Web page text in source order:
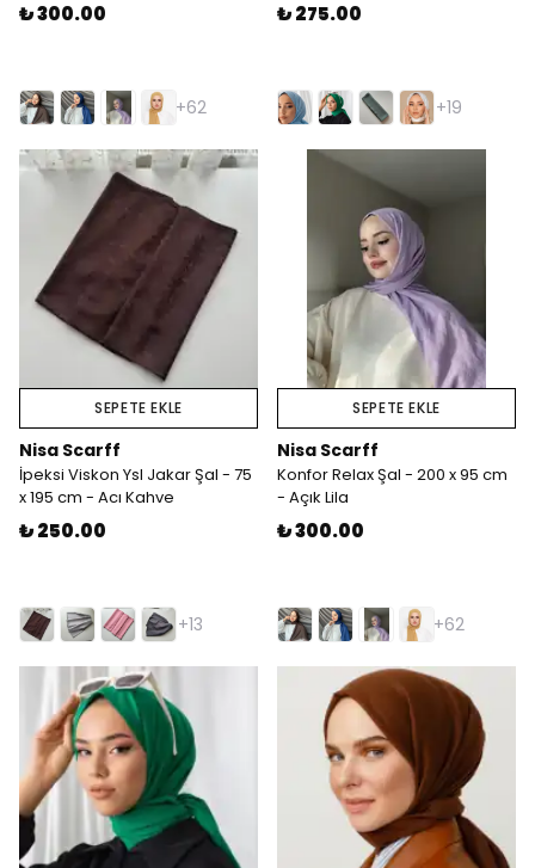
₺ 300.00
+62
₺ 275.00
+19
SEPETE EKLE
Nisa Scarff
İpeksi Viskon Ysl Jakar Şal - 75
x 195 cm - Acı Kahve
₺ 250.00
+13
SEPETE EKLE
Nisa Scarff
Konfor Relax Şal - 200 x 95 cm
- Açık Lila
₺ 300.00
+62